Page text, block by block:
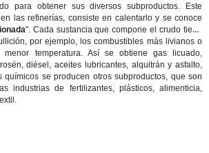
para obtener sus diversos subproductos. Este
las refinerías, consiste en calentarlo y se conoce
". Cada sustancia que compone el crudo tiene
por ejemplo, los combustibles más livianos o
temperatura. Así se obtiene gas licuado,
diésel, aceites lubricantes, alquitrán y asfalto,
químicos se producen otros subproductos, que son
industrias de fertilizantes, plásticos, alimenticia,